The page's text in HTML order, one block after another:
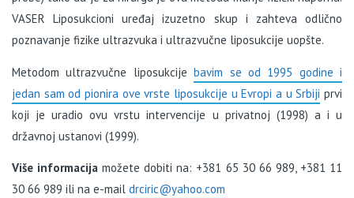
VASER Liposukcioni uređaj izuzetno skup i zahteva odlično
poznavanje fizike ultrazvuka i ultrazvučne liposukcije uopšte.
Metodom ultrazvučne liposukcijebavim se od 1995 godine i
jedan sam od pionira ove vrste liposukcije u Evropi a u Srbiji prvi
koji je uradio ovu vrstu intervencije u privatnoj (1998) a i u
državnoj ustanovi (1999).
Više informacija možete dobiti na: +381 65 30 66 989, +381 11
30 66 989 ili na e-mail drciric@yahoo.com